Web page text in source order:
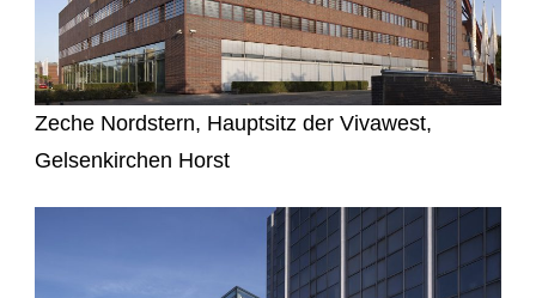
Zeche Nordstern, Hauptsitz der Vivawest,
Gelsenkirchen Horst